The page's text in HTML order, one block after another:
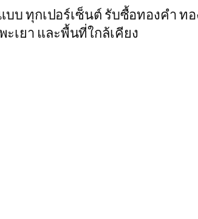
บบ ทุกเปอร์เซ็นต์ รับซื้อทองคำ ทอ
เยา และพื้นที่ใกล้เคียง